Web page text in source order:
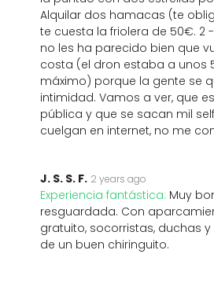
Alquilar dos hamacas (te
te cuesta la friolera de 50€. 2
no les ha parecido bien que
costa (el dron estaba a unos
máximo) porque la gente se
intimidad. Vamos a ver, que
pública y que se sacan mil
cuelgan en internet, no me
J. S. S. F. 2 years ago
Experiencia fantástica: Muy
resguardada. Con
gratuito, socorristas, duchas
de un buen chiringuito.